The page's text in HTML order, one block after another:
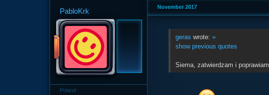
PabloKrk
Poland
November 2017
geras wrote: »
show previous quotes
Siema, zatwierdzam i